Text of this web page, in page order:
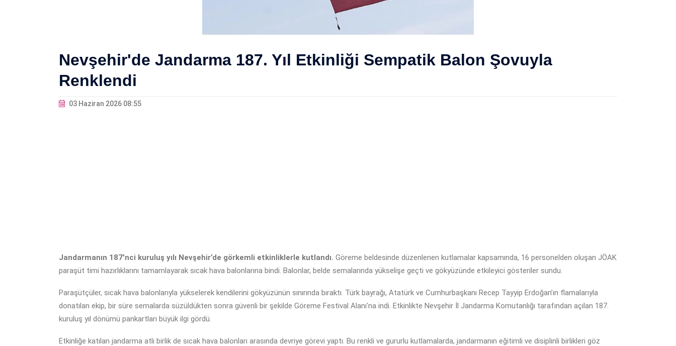
Nevşehir'de Jandarma 187. Yıl Etkinliği Sempatik Balon Şovuyla
Renklendi
03 Haziran 2026 08:55
Jandarmanın 187'nci kuruluş yılı Nevşehir’de görkemli etkinliklerle kutlandı. Göreme beldesinde düzenlenen kutlamalar kapsamında, 16 personelden oluşan JÖAK
paraşüt timi hazırlıklarını tamamlayarak sıcak hava balonlarına bindi. Balonlar, belde semalarında yükselişe geçti ve gökyüzünde etkileyici gösteriler sundu.
Paraşütçüler, sıcak hava balonlarıyla yükselerek kendilerini gökyüzünün sınırında bıraktı. Türk bayrağı, Atatürk ve Cumhurbaşkanı Recep Tayyip Erdoğan’ın flamalarıyla
donatılan ekip, bir süre semalarda süzüldükten sonra güvenli bir şekilde Göreme Festival Alanı'na indi. Etkinlikte Nevşehir İl Jandarma Komutanlığı tarafından açılan 187.
kuruluş yıl dönümü pankartları büyük ilgi gördü.
Etkinliğe katılan jandarma atlı birlik de sıcak hava balonları arasında devriye görevi yaptı. Bu renkli ve gururlu kutlamalarda, jandarmanın eğitimli ve disiplinli birlikleri göz